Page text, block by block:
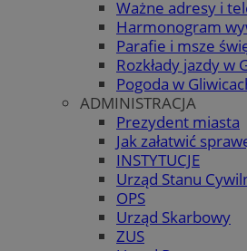
Ważne adresy i
Harmonogram
Parafie i msze
Rozkłady jazdy w
Pogoda w
ADMINISTRACJA
Prezydent miasta
Jak załatwić
INSTYTUCJE
Urząd Stanu
OPS
Urząd Skarbowy
ZUS